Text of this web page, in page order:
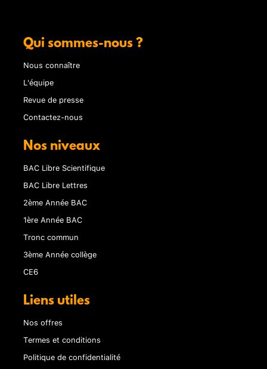
Qui sommes-nous ?
Nous connaître
L'équipe
Revue de presse
Contactez-nous
Nos niveaux
BAC Libre Scientifique
BAC Libre Lettres
2ème Année BAC
1ère Année BAC
Tronc commun
3ème Année collège
CE6
Liens utiles
Nos offres
Termes et conditions
Politique de confidentialité